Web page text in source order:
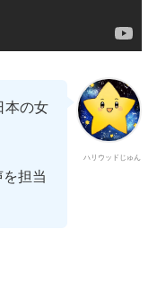
ハリウッドじゅん
本の女
担当